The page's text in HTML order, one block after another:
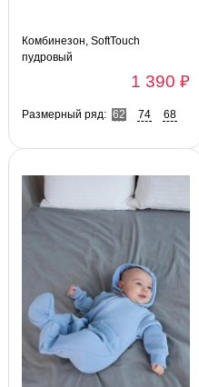
Комбинезон, SoftTouch
пудровый
1 390 ₽
Размерный ряд: 62 74 68